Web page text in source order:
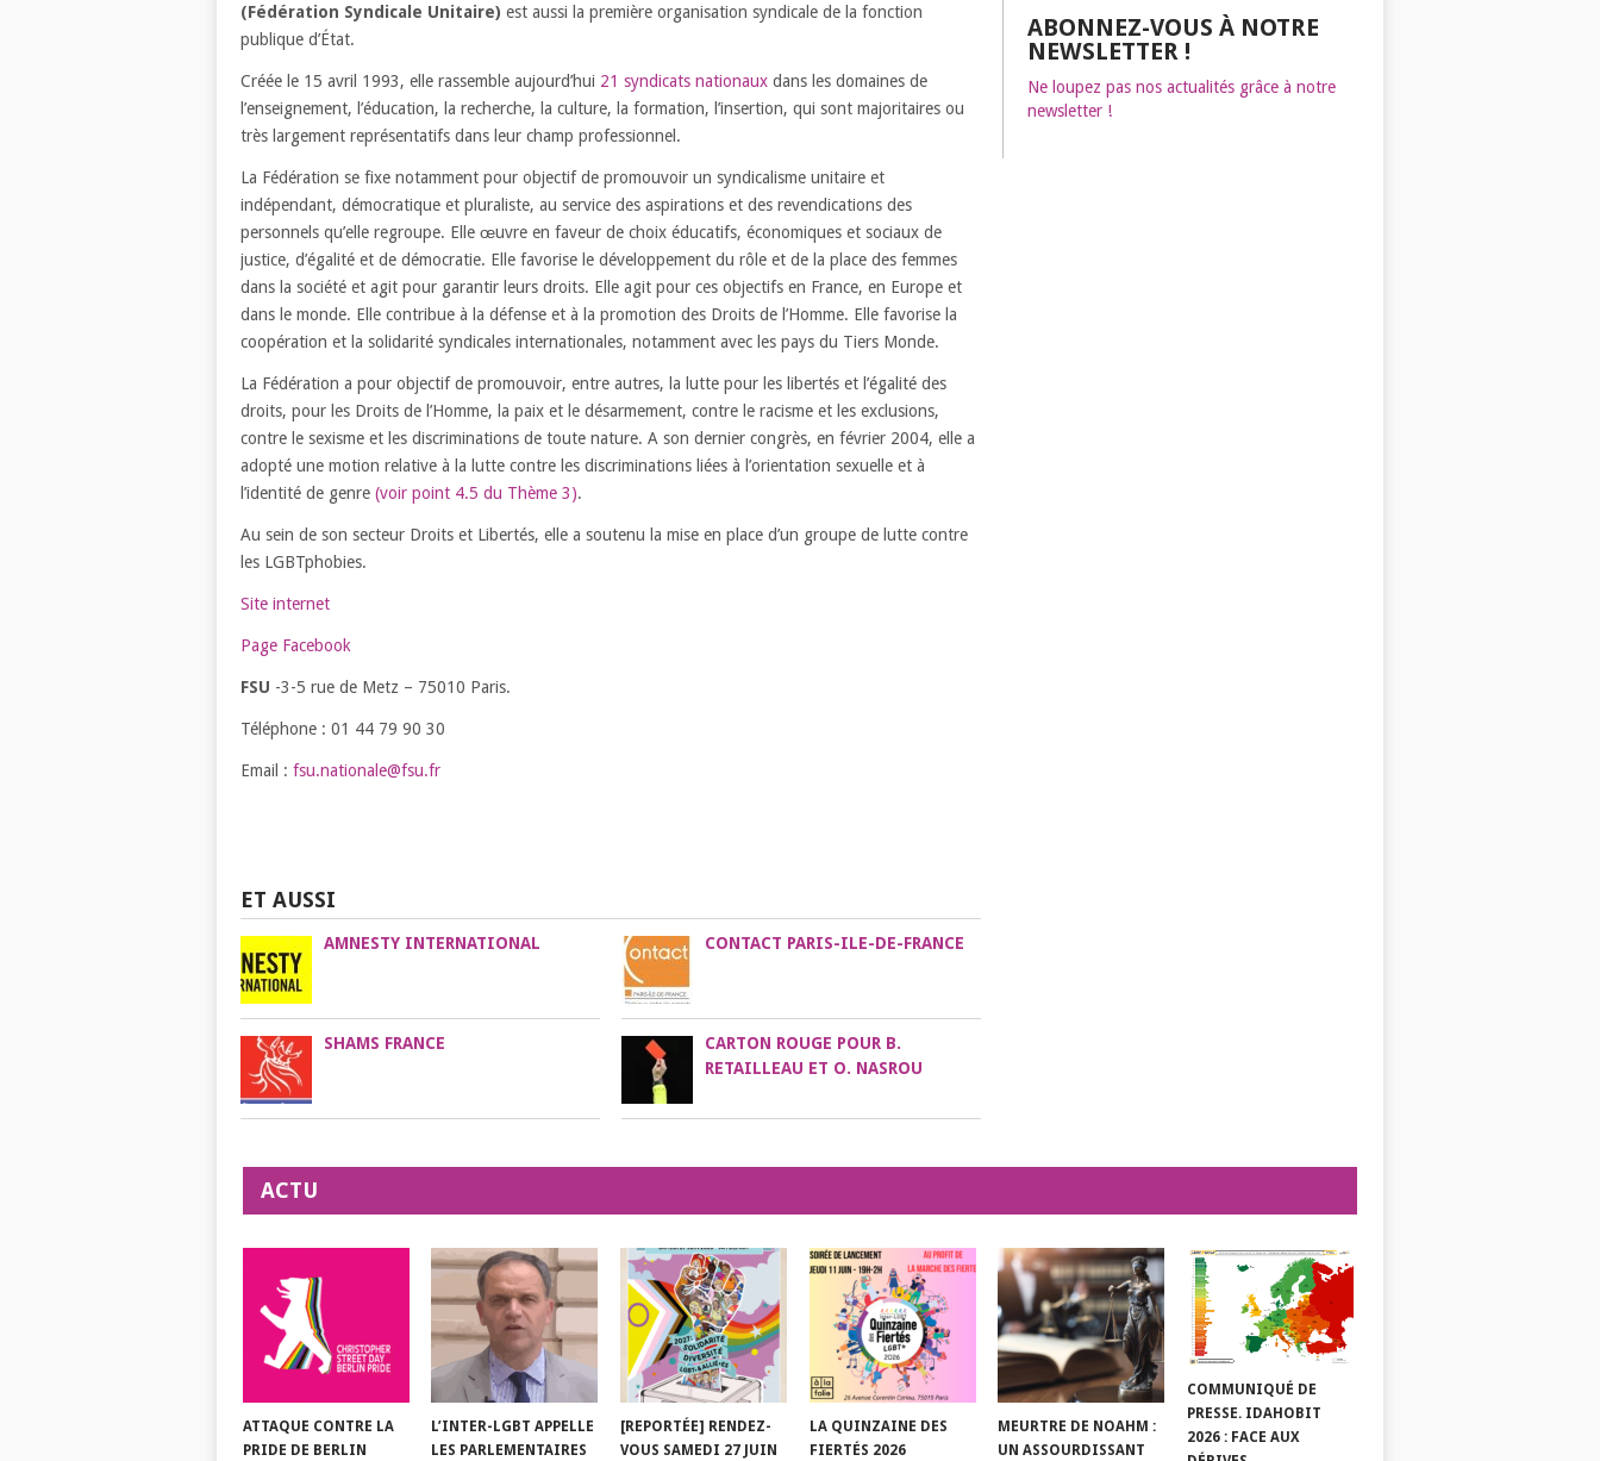
(Fédération Syndicale Unitaire) est aussi la première organisation syndicale de la fonction
publique d’État.
Créée le 15 avril 1993, elle rassemble aujourd’hui 21 syndicats nationaux dans les domaines de
l’enseignement, l’éducation, la recherche, la culture, la formation, l’insertion, qui sont majoritaires ou
très largement représentatifs dans leur champ professionnel.
La Fédération se fixe notamment pour objectif de promouvoir un syndicalisme unitaire et
indépendant, démocratique et pluraliste, au service des aspirations et des revendications des
personnels qu’elle regroupe. Elle œuvre en faveur de choix éducatifs, économiques et sociaux de
justice, d’égalité et de démocratie. Elle favorise le développement du rôle et de la place des femmes
dans la société et agit pour garantir leurs droits. Elle agit pour ces objectifs en France, en Europe et
dans le monde. Elle contribue à la défense et à la promotion des Droits de l’Homme. Elle favorise la
coopération et la solidarité syndicales internationales, notamment avec les pays du Tiers Monde.
La Fédération a pour objectif de promouvoir, entre autres, la lutte pour les libertés et l’égalité des
droits, pour les Droits de l’Homme, la paix et le désarmement, contre le racisme et les exclusions,
contre le sexisme et les discriminations de toute nature. A son dernier congrès, en février 2004, elle a
adopté une motion relative à la lutte contre les discriminations liées à l’orientation sexuelle et à
l’identité de genre (voir point 4.5 du Thème 3).
Au sein de son secteur Droits et Libertés, elle a soutenu la mise en place d’un groupe de lutte contre
les LGBTphobies.
Site internet
Page Facebook
FSU -3-5 rue de Metz – 75010 Paris.
Téléphone : 01 44 79 90 30
Email : fsu.nationale@fsu.fr
ET AUSSI
AMNESTY INTERNATIONAL CONTACT PARIS-ILE-DE-FRANCE
SHAMS FRANCE
CARTON ROUGE POUR B.
RETAILLEAU ET O. NASROU
ABONNEZ-VOUS À NOTRE
NEWSLETTER !
Ne loupez pas nos actualités grâce à notre
newsletter !
ACTU
ATTAQUE CONTRE LA
PRIDE DE BERLIN
L’INTER-LGBT APPELLE
LES PARLEMENTAIRES
[REPORTÉE] RENDEZ-
VOUS SAMEDI 27 JUIN
LA QUINZAINE DES
FIERTÉS 2026
MEURTRE DE NOAHM :
UN ASSOURDISSANT
COMMUNIQUÉ DE
PRESSE. IDAHOBIT
2026 : FACE AUX